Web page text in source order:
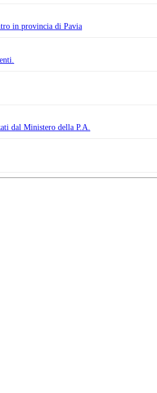
in provincia di Pavia
dal Ministero della P.A.